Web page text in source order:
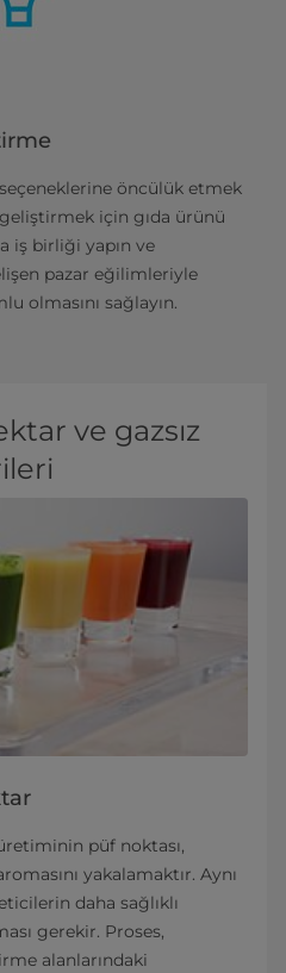
seçeneklerine öncülük etmek
için gıda ürünü
iş birliği yapın ve
pazar eğilimleriyle
olmasını sağlayın.
ve gazsız
püf noktası,
yakalamaktır. Aynı
daha sağlıklı
gerekir. Proses,
alanlarındaki